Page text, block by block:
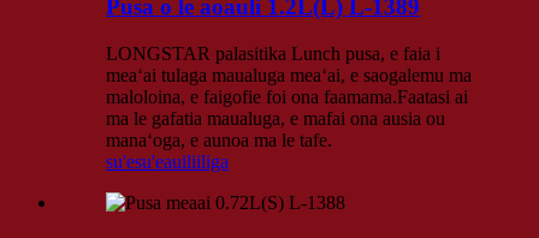
Pusa o le aoauli 1.2L(L) L-1389
LONGSTAR palasitika Lunch pusa, e faia i
meaʻai tulaga maualuga meaʻai, e saogalemu ma
maloloina, e faigofie foi ona faamama.Faatasi ai
ma le gafatia maualuga, e mafai ona ausia ou
manaʻoga, e aunoa ma le tafe.
su'esu'eauiliiliga